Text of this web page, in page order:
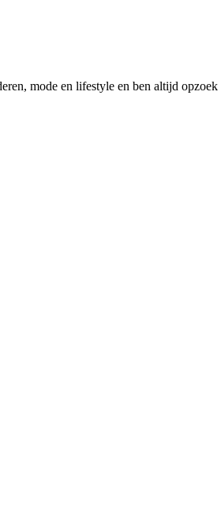
mode en lifestyle en ben altijd